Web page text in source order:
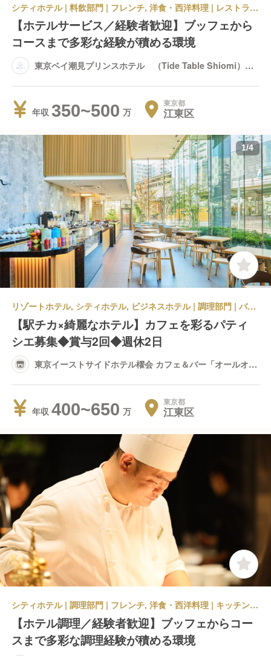
シティホテル | 料飲部門 | フレンチ, 洋食・西洋料理 | レストランサービス・ホールスタッフ | 東京ベイ潮見プリンスホテル （Tide Table Shiomi） Tide Table Shiomi
【ホテルサービス／経験者歓迎】ブッフェから
コースまで多彩な経験が積める環境
東京ベイ潮見プリンスホテル （Tide Table Shiomi）
年収 350~500 東京都
江東区
1/4
リゾートホテル, シティホテル, ビジネスホテル | 調理部門 | バル・バー, カフェ | パティシエ | 東京イーストサイドホテル櫂会 カフェ＆バー「オールオール」
【駅チカ×綺麗なホテル】カフェを彩るパティ
シエ募集◆賞与2回◆週休2日
東京イーストサイドホテル櫂会 カフェ＆バー「オールオー
年収 400~650 東京都
江東区
シティホテル | 調理部門 | フレンチ, 洋食・西洋料理 | キッチンスタッフ | 東京ベイ潮見プリンスホテル （Tide Table Shiomi） Tide Table Shiomi
【ホテル調理／経験者歓迎】ブッフェからコー
スまで多彩な調理経験が積める環境